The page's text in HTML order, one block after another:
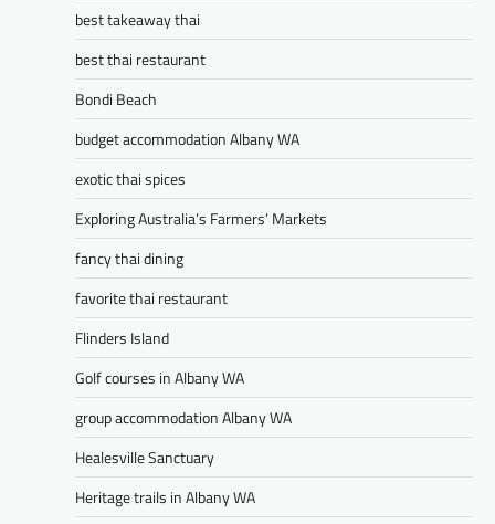
best takeaway thai
best thai restaurant
Bondi Beach
budget accommodation Albany WA
exotic thai spices
Exploring Australia’s Farmers’ Markets
fancy thai dining
favorite thai restaurant
Flinders Island
Golf courses in Albany WA
group accommodation Albany WA
Healesville Sanctuary
Heritage trails in Albany WA